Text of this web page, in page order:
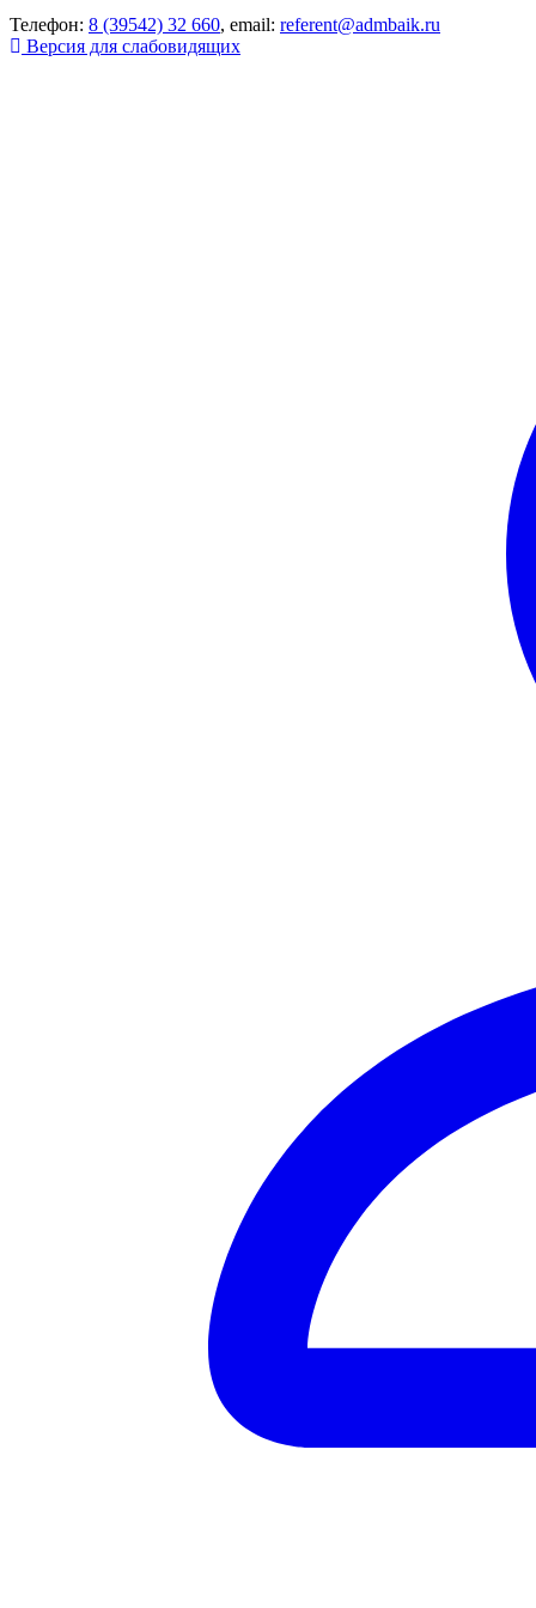
Телефон: 8 (39542) 32 660, email: referent@admbaik.ru
Версия для слабовидящих